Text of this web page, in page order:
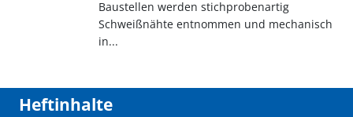
Baustellen werden stichprobenartig
Schweißnähte entnommen und mechanisch
in...
Heftinhalte